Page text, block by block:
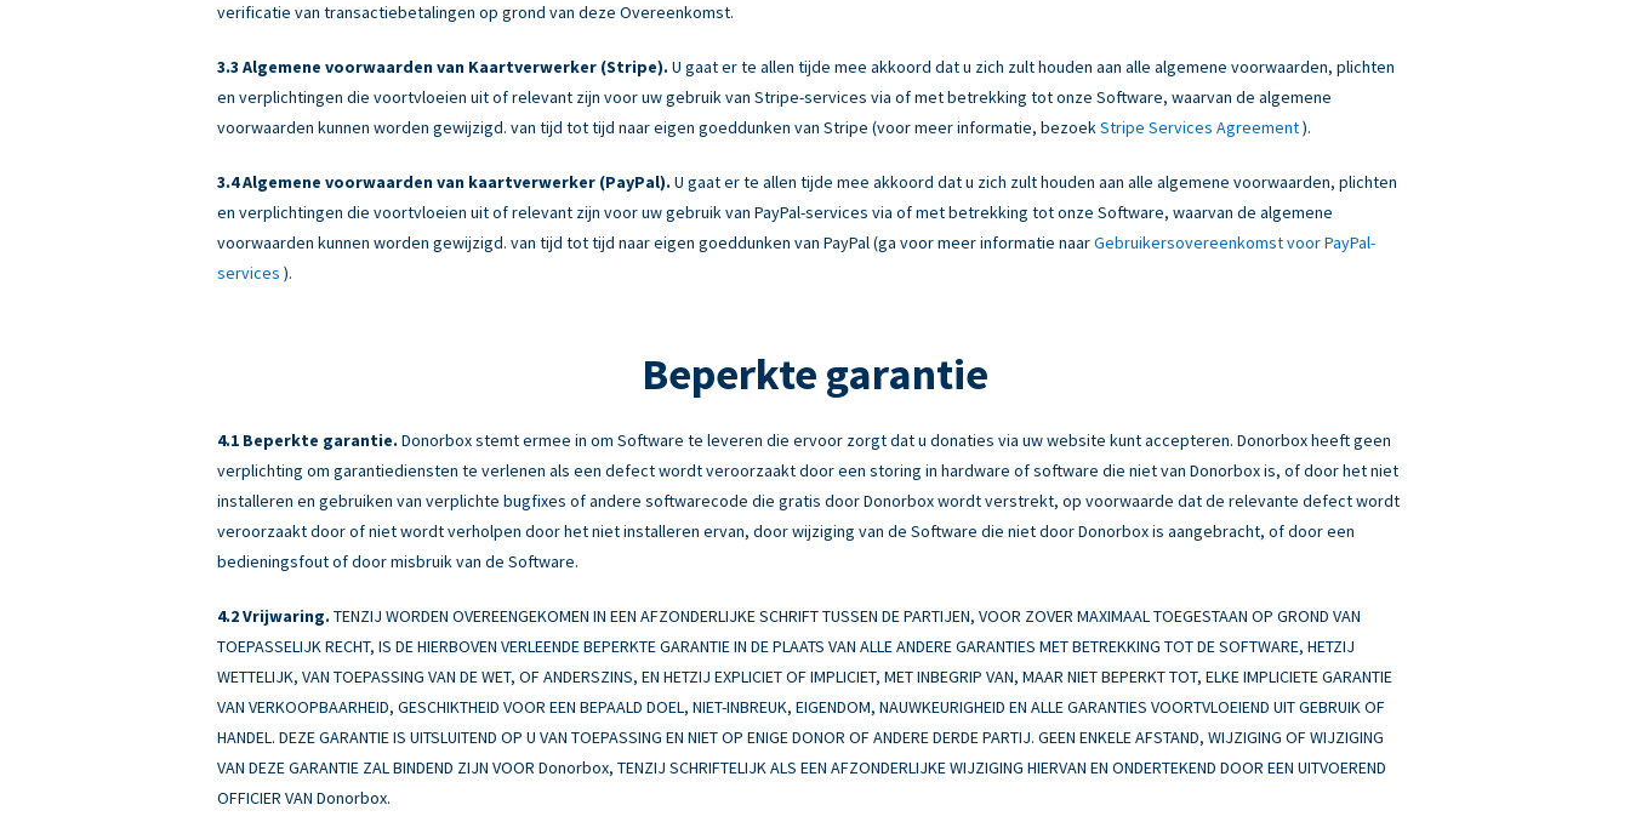
verificatie van transactiebetalingen op grond van deze Overeenkomst.
Algemene voorwaarden van Kaartverwerker (Stripe). U gaat er te allen tijde mee akkoord dat u zich zult houden aan alle algemene voorwaarden, plichten
en verplichtingen die voortvloeien uit of relevant zijn voor uw gebruik van Stripe-services via of met betrekking tot onze Software, waarvan de algemene
voorwaarden kunnen worden gewijzigd. van tijd tot tijd naar eigen goeddunken van Stripe (voor meer informatie, bezoekStripe Services Agreement).
Algemene voorwaarden van kaartverwerker (PayPal). U gaat er te allen tijde mee akkoord dat u zich zult houden aan alle algemene voorwaarden, plichten
en verplichtingen die voortvloeien uit of relevant zijn voor uw gebruik van PayPal-services via of met betrekking tot onze Software, waarvan de algemene
voorwaarden kunnen worden gewijzigd. van tijd tot tijd naar eigen goeddunken van PayPal (ga voor meer informatie naarGebruikersovereenkomst voor PayPal-
services ).
Beperkte garantie
Beperkte garantie. Donorbox stemt ermee in om Software te leveren die ervoor zorgt dat u donaties via uw website kunt accepteren. Donorbox heeft geen
verplichting om garantiediensten te verlenen als een defect wordt veroorzaakt door een storing in hardware of software die niet van Donorbox is, of door het niet
installeren en gebruiken van verplichte bugfixes of andere softwarecode die gratis door Donorbox wordt verstrekt, op voorwaarde dat de relevante defect wordt
veroorzaakt door of niet wordt verholpen door het niet installeren ervan, door wijziging van de Software die niet door Donorbox is aangebracht, of door een
bedieningsfout of door misbruik van de Software.
Vrijwaring. TENZIJ WORDEN OVEREENGEKOMEN IN EEN AFZONDERLIJKE SCHRIFT TUSSEN DE PARTIJEN, VOOR ZOVER MAXIMAAL TOEGESTAAN OP GROND VAN
TOEPASSELIJK RECHT, IS DE HIERBOVEN VERLEENDE BEPERKTE GARANTIE IN DE PLAATS VAN ALLE ANDERE GARANTIES MET BETREKKING TOT DE SOFTWARE, HETZIJ
WETTELIJK, VAN TOEPASSING VAN DE WET, OF ANDERSZINS, EN HETZIJ EXPLICIET OF IMPLICIET, MET INBEGRIP VAN, MAAR NIET BEPERKT TOT, ELKE IMPLICIETE GARANTIE
VAN VERKOOPBAARHEID, GESCHIKTHEID VOOR EEN BEPAALD DOEL, NIET-INBREUK, EIGENDOM, NAUWKEURIGHEID EN ALLE GARANTIES VOORTVLOEIEND UIT GEBRUIK OF
HANDEL. DEZE GARANTIE IS UITSLUITEND OP U VAN TOEPASSING EN NIET OP ENIGE DONOR OF ANDERE DERDE PARTIJ. GEEN ENKELE AFSTAND, WIJZIGING OF WIJZIGING
VAN DEZE GARANTIE ZAL BINDEND ZIJN VOOR Donorbox, TENZIJ SCHRIFTELIJK ALS EEN AFZONDERLIJKE WIJZIGING HIERVAN EN ONDERTEKEND DOOR EEN UITVOEREND
OFFICIER VAN Donorbox.